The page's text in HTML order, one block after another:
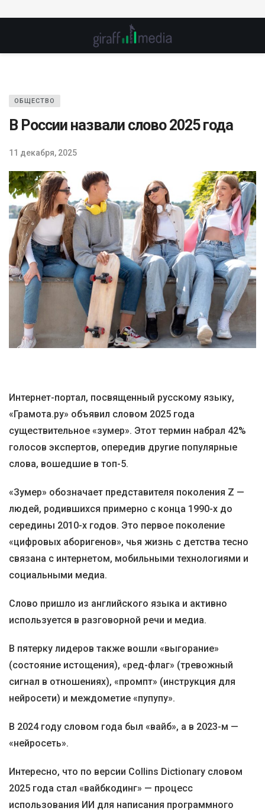
ОБЩЕСТВО
В России назвали слово 2025 года
11 декабря, 2025
Интернет-портал, посвященный русскому языку,
«Грамота.ру» объявил словом 2025 года
существительное «зумер». Этот термин набрал 42%
голосов экспертов, опередив другие популярные
слова, вошедшие в топ-5.
«Зумер» обозначает представителя поколения Z —
людей, родившихся примерно с конца 1990-х до
середины 2010-х годов. Это первое поколение
«цифровых аборигенов», чья жизнь с детства тесно
связана с интернетом, мобильными технологиями и
социальными медиа.
Слово пришло из английского языка и активно
используется в разговорной речи и медиа.
В пятерку лидеров также вошли «выгорание»
(состояние истощения), «ред-флаг» (тревожный
сигнал в отношениях), «промпт» (инструкция для
нейросети) и междометие «пупупу».
В 2024 году словом года был «вайб», а в 2023-м —
«нейросеть».
Интересно, что по версии Collins Dictionary словом
2025 года стал «вайбкодинг» — процесс
использования ИИ для написания программного